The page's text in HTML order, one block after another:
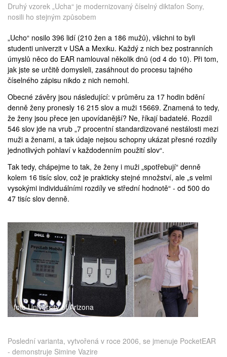
Druhý vzorek „Ucha“ je modernizovaný číselný diktafon Sony,
nosili ho stejným způsobem
„Ucho“ nosilo 396 lidí (210 žen a 186 mužů), všichni to byli
studenti univerzit v USA a Mexiku. Každý z nich bez postranních
úmyslů něco do EAR namlouval několik dnů (od 4 do 10). Při tom,
jak jste se určitě domysleli, zasáhnout do procesu tajného
číselného zápisu nikdo z nich nemohl.
Obecné závěry jsou následující: v průměru za 17 hodin bdění
denně ženy pronesly 16 215 slov a muži 15669. Znamená to tedy,
že ženy jsou přece jen upovídanější? Ne, říkají badatelé. Rozdíl
546 slov jde na vrub „7 procentní standardizované nestálosti mezi
muži a ženami, a tak údaje nejsou schopny ukázat přesné rozdíly
jednotlivých pohlaví v každodenním použití slov“.
Tak tedy, chápejme to tak, že ženy i muži „spotřebují“ denně
kolem 16 tisíc slov, což je prakticky stejné množství, ale „s velmi
vysokými individuálními rozdíly ve střední hodnotě“ - od 500 do
47 tisíc slov denně.
foto University of Arizona
Poslední varianta, vytvořená v roce 2006, se jmenuje PocketEAR
- demonstruje Simine Vazire